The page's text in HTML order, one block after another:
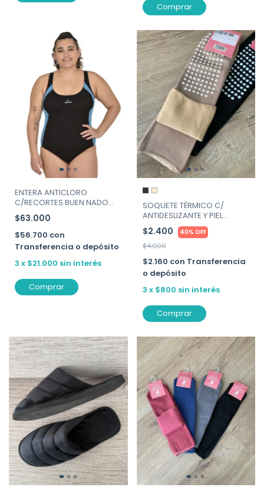
Comprar
ENTERA ANTICLORO
C/RECORTES BUEN NADO
ART.377
$63.000
$56.700 con
Transferencia o depósito
3 x $21.000 sin interés
Comprar
SOQUETE TÉRMICO C/
ANTIDESLIZANTE Y PIEL
ADENTRO. ART. MAX-MANTI
$2.400 40% OFF
$4.000
$2.160 con Transferencia
o depósito
3 x $800 sin interés
Comprar